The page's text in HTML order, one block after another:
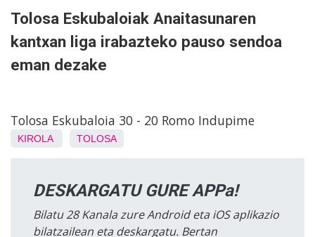
Tolosa Eskubaloiak Anaitasunaren
kantxan liga irabazteko pauso sendoa
eman dezake
Tolosa Eskubaloia 30 - 20 Romo Indupime
KIROLA TOLOSA
DESKARGATU GURE APPa!
Bilatu 28 Kanala zure Android eta iOS aplikazio
bilatzailean eta deskargatu. Bertan